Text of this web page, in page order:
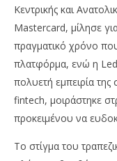
Κεντρικής και
Mastercard, μίλησε
πραγματικό χρόνο
πλατφόρμα, ενώ η
πολυετή εμπειρία της
fintech, μοιράστηκε
προκειμένου να
Το στίγμα του